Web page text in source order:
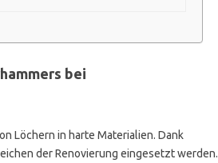
bei
Löchern in harte Materialien. Dank
der Renovierung eingesetzt werden.